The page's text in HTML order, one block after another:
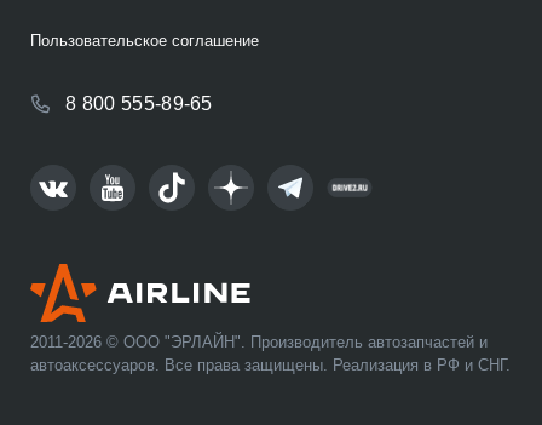
2011-2026 © ООО "ЭРЛАЙН". Производитель автозапчастей и
автоаксессуаров. Все права защищены. Реализация в РФ и СНГ.
8 800 555-89-65
Пользовательское соглашение